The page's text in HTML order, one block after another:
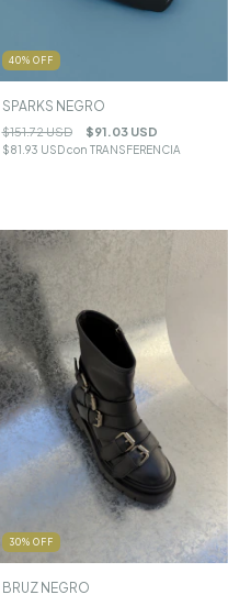
40% OFF
SPARKS NEGRO
$151.72 USD $91.03 USD
$81.93 USDcon TRANSFERENCIA
30% OFF
BRUZ NEGRO